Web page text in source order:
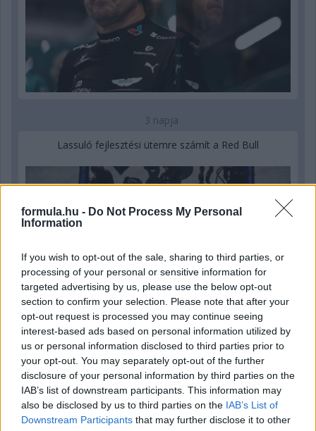
formula.hu - Do Not Process My Personal
Information
If you wish to opt-out of the sale, sharing to third parties, or
processing of your personal or sensitive information for
targeted advertising by us, please use the below opt-out
section to confirm your selection. Please note that after your
opt-out request is processed you may continue seeing
interest-based ads based on personal information utilized by
us or personal information disclosed to third parties prior to
your opt-out. You may separately opt-out of the further
disclosure of your personal information by third parties on the
IAB’s list of downstream participants. This information may
also be disclosed by us to third parties on the IAB’s List of
Downstream Participants that may further disclose it to other
3 napja
Lassuló fejlesztési ütemre számít a Red Bull
3 napja
Nem tud úrrá lenni a fékproblémákon a Cadillac